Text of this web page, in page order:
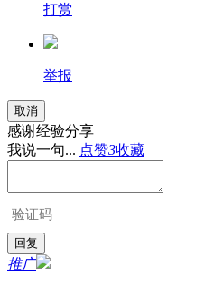
打赏
举报
取消
感谢经验分享
我说一句... 点赞3收藏
推广